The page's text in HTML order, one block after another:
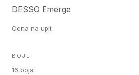
DESSO Emerge
Cena na upit
BOJE
16 boja